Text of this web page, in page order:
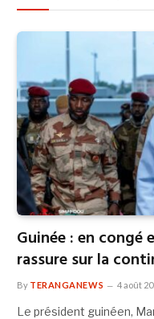
Guinée : en congé
rassure sur la
By TERANGANEWS 4 août
Le président guinéen,